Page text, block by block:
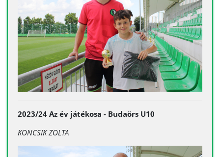
2023/24 Az év játékosa - Budaörs U10
KONCSIK ZOLTA